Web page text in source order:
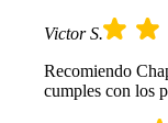
Victor S.
Recomiendo
cumples con los